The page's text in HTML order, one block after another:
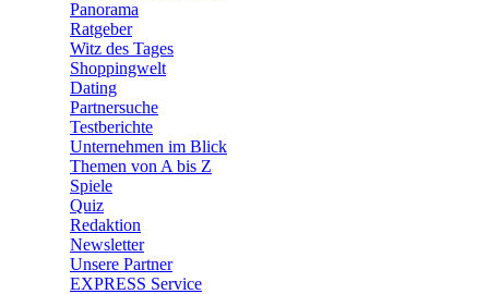
Panorama
Ratgeber
Witz des Tages
Shoppingwelt
Dating
Partnersuche
Testberichte
Unternehmen im Blick
Themen von A bis Z
Spiele
Quiz
Redaktion
Newsletter
Unsere Partner
EXPRESS Service